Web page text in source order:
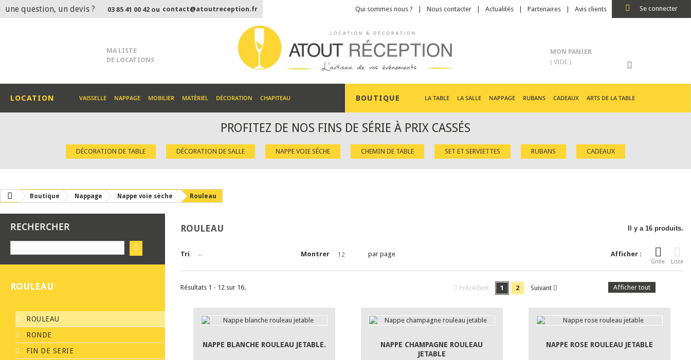
Se connecter
Qui sommes nous ? Nous contacter Actualités Partenaires Avis clients
une question, un devis ? 03 85 41 00 42 ou contact@atoutreception.fr
MA LISTE
DE LOCATIONS
MON PANIER
( VIDE )
LOCATION VAISSELLE NAPPAGE MOBILIER MATÉRIEL DÉCORATION CHAPITEAU BOUTIQUE LA TABLE LA SALLE NAPPAGE RUBANS CADEAUX ARTS DE LA TABLE
PROFITEZ DE NOS FINS DE SÉRIE À PRIX CASSÉS
DÉCORATION DE TABLE DÉCORATION DE SALLE NAPPE VOIE SÈCHE CHEMIN DE TABLE SET ET SERVIETTES RUBANS CADEAUX
Boutique Nappage Nappe voie sèche Rouleau
RECHERCHER
ROULEAU
ROULEAU
RONDE
FIN DE SERIE
ROULEAU Il y a 16 produits.
Afficher :
Grille Liste
Tri -- Montrer 12 par page
Afficher tout
Précédent 1 2 Suivant
Résultats 1 - 12 sur 16.
NAPPE BLANCHE ROULEAU JETABLE.
NAPPE CHAMPAGNE ROULEAU
JETABLE
NAPPE ROSE ROULEAU JETABLE